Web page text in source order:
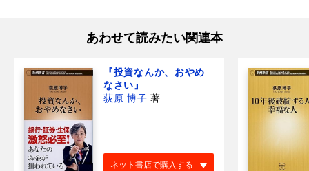
あわせて読みたい関連本
『投資なんか、おやめ
なさい』
荻原 博子 著
ネット書店で購入する